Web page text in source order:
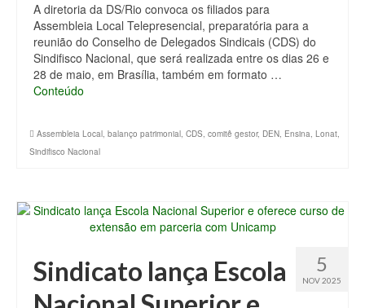
A diretoria da DS/Rio convoca os filiados para
Assembleia Local Telepresencial, preparatória para a
reunião do Conselho de Delegados Sindicais (CDS) do
Sindifisco Nacional, que será realizada entre os dias 26 e
28 de maio, em Brasília, também em formato …
Conteúdo
Assembleia Local, balanço patrimonial, CDS, comitê gestor, DEN, Ensina, Lonat,
Sindifisco Nacional
5
NOV 2025
Sindicato lança Escola